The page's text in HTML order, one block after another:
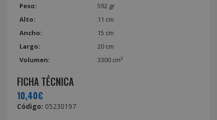
Peso:
592 gr
Alto:
11 cm
Ancho:
15 cm
Largo:
20 cm
Volumen:
3300 cm³
FICHA TÉCNICA
10,40€
Código: 05230197